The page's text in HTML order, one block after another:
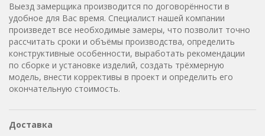
Выезд замерщика производится по договорённости в
удобное для Вас время. Специалист нашей компании
произведет все необходимые замеры, что позволит точно
рассчитать сроки и объёмы производства, определить
конструктивные особенности, выработать рекомендации
по сборке и установке изделий, создать трёхмерную
модель, внести коррективы в проект и определить его
окончательную стоимость.
Доставка